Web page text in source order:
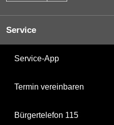
Service
Service-App
Termin vereinbaren
Bürgertelefon 115